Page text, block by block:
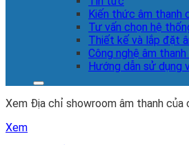
Kiến thức âm thanh
Tư vấn chọn hệ
Thiết kế và lắp đặt
Công nghệ âm thanh
Hướng dẫn sử dụng
Xem Địa chỉ showroom âm thanh của
Xem